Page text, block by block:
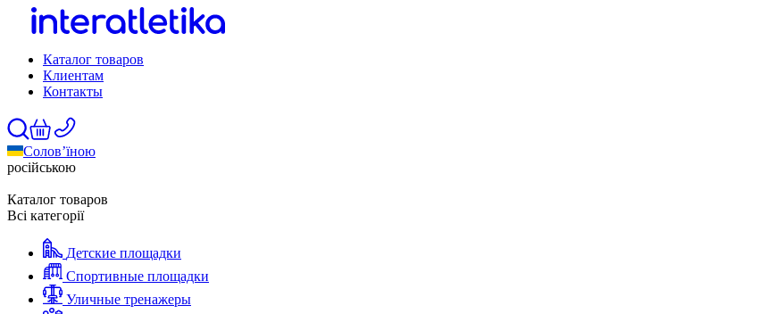
Каталог товаров
Клиентам
Контакты
Солов’їною
російською
Каталог товаров
Всі категорії
Детские площадки
Спортивные площадки
Уличные тренажеры